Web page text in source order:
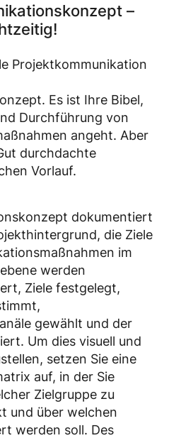
–
Projektkommunikation
Es ist Ihre Bibel,
Durchführung von
angeht. Aber
durchdachte
Vorlauf.
dokumentiert
die Ziele
im
werden
Ziele festgelegt,
gewählt und der
Um dies visuell und
setzen Sie eine
auf, in der Sie
Zielgruppe zu
und über welchen
werden soll. Des